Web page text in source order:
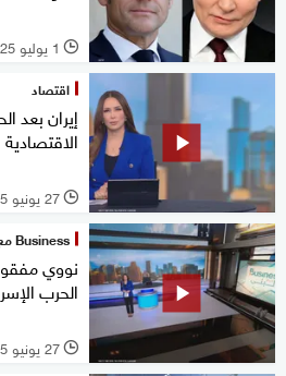
l 1 يوليو 2025
اقتصاد
إيران بعد
الاقتصادية
l 27 يونيو 2025
Business مع لبنى
نووي
الحرب
l 27 يونيو 2025